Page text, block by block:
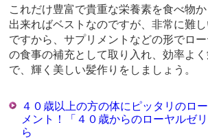
これだけ豊富で貴重な栄養素を食べ物
出来ればベストなのですが、非常に難し
ですから、サプリメントなどの形でロ
の食事の補充として取り入れ、効率よ
で、輝く美しい髪作りをしましょう。
４０歳以上の方の体にピッタリのロ
メント！「４０歳からのローヤルゼ
ら